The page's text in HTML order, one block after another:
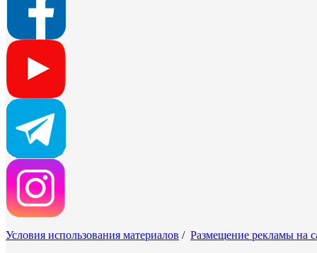
Условия использования материалов / Размещение рекламы на